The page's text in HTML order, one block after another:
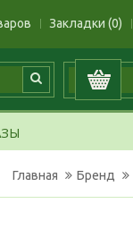
Закладки (0)
Главная Бренд